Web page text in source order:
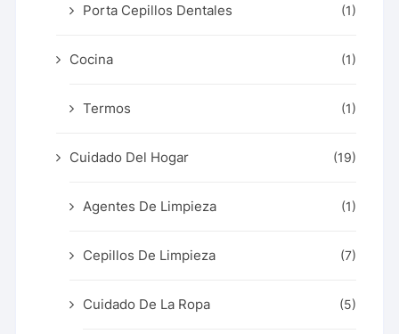
Porta Cepillos Dentales (1)
Cocina (1)
Termos (1)
Cuidado Del Hogar (19)
Agentes De Limpieza (1)
Cepillos De Limpieza (7)
Cuidado De La Ropa (5)